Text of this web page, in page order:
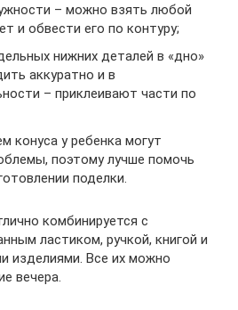
– можно взять любой
и обвести его по контуру;
нижних деталей в «дно»
аккуратно и в
– приклеивают части по
конуса у ребенка могут
поэтому лучше помочь
поделки.
комбинируется с
ластиком, ручкой, книгой и
изделиями. Все их можно
вечера.